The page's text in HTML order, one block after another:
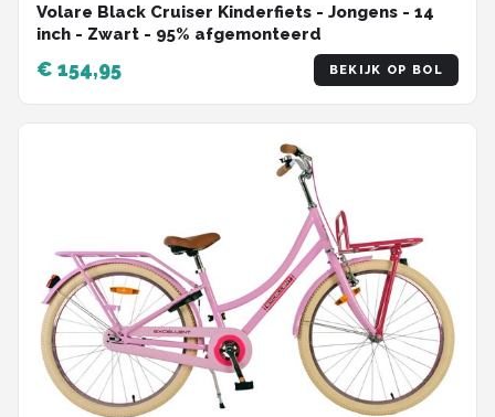
Volare Black Cruiser Kinderfiets - Jongens - 14
inch - Zwart - 95% afgemonteerd
€ 154,95 BEKIJK OP BOL